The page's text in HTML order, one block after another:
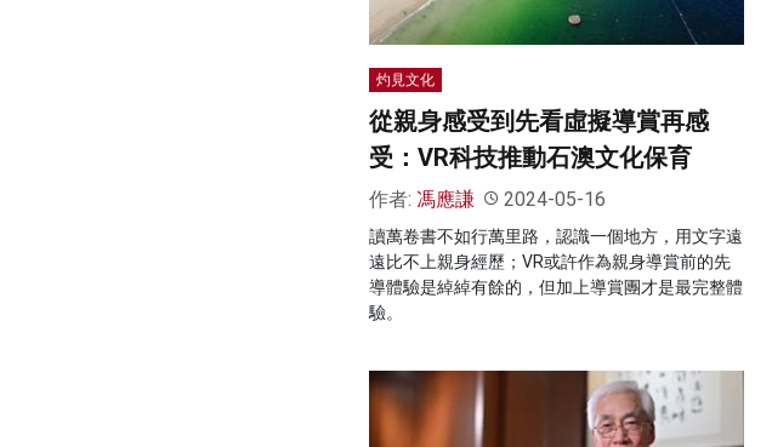
灼見文化
從親身感受到先看虛擬導賞再感
受：VR科技推動石澳文化保育
作者: 馮應謙 2024-05-16
讀萬卷書不如行萬里路，認識一個地方，用文字遠
遠比不上親身經歷；VR或許作為親身導賞前的先
導體驗是綽綽有餘的，但加上導賞團才是最完整體
驗。